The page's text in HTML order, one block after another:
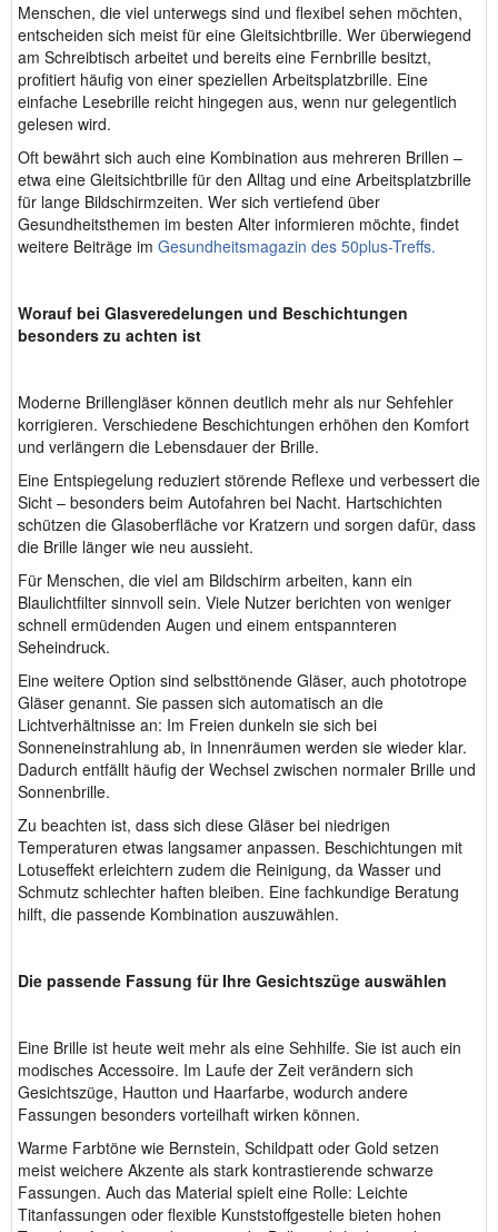
Menschen, die viel unterwegs sind und flexibel sehen möchten,
entscheiden sich meist für eine Gleitsichtbrille. Wer überwiegend
am Schreibtisch arbeitet und bereits eine Fernbrille besitzt,
profitiert häufig von einer speziellen Arbeitsplatzbrille. Eine
einfache Lesebrille reicht hingegen aus, wenn nur gelegentlich
gelesen wird.
Oft bewährt sich auch eine Kombination aus mehreren Brillen –
etwa eine Gleitsichtbrille für den Alltag und eine Arbeitsplatzbrille
für lange Bildschirmzeiten. Wer sich vertiefend über
Gesundheitsthemen im besten Alter informieren möchte, findet
weitere Beiträge im Gesundheitsmagazin des 50plus-Treffs.
Worauf bei Glasveredelungen und Beschichtungen
besonders zu achten ist
Moderne Brillengläser können deutlich mehr als nur Sehfehler
korrigieren. Verschiedene Beschichtungen erhöhen den Komfort
und verlängern die Lebensdauer der Brille.
Eine Entspiegelung reduziert störende Reflexe und verbessert die
Sicht – besonders beim Autofahren bei Nacht. Hartschichten
schützen die Glasoberfläche vor Kratzern und sorgen dafür, dass
die Brille länger wie neu aussieht.
Für Menschen, die viel am Bildschirm arbeiten, kann ein
Blaulichtfilter sinnvoll sein. Viele Nutzer berichten von weniger
schnell ermüdenden Augen und einem entspannteren
Seheindruck.
Eine weitere Option sind selbsttönende Gläser, auch phototrope
Gläser genannt. Sie passen sich automatisch an die
Lichtverhältnisse an: Im Freien dunkeln sie sich bei
Sonneneinstrahlung ab, in Innenräumen werden sie wieder klar.
Dadurch entfällt häufig der Wechsel zwischen normaler Brille und
Sonnenbrille.
Zu beachten ist, dass sich diese Gläser bei niedrigen
Temperaturen etwas langsamer anpassen. Beschichtungen mit
Lotuseffekt erleichtern zudem die Reinigung, da Wasser und
Schmutz schlechter haften bleiben. Eine fachkundige Beratung
hilft, die passende Kombination auszuwählen.
Die passende Fassung für Ihre Gesichtszüge auswählen
Eine Brille ist heute weit mehr als eine Sehhilfe. Sie ist auch ein
modisches Accessoire. Im Laufe der Zeit verändern sich
Gesichtszüge, Hautton und Haarfarbe, wodurch andere
Fassungen besonders vorteilhaft wirken können.
Warme Farbtöne wie Bernstein, Schildpatt oder Gold setzen
meist weichere Akzente als stark kontrastierende schwarze
Fassungen. Auch das Material spielt eine Rolle: Leichte
Titanfassungen oder flexible Kunststoffgestelle bieten hohen